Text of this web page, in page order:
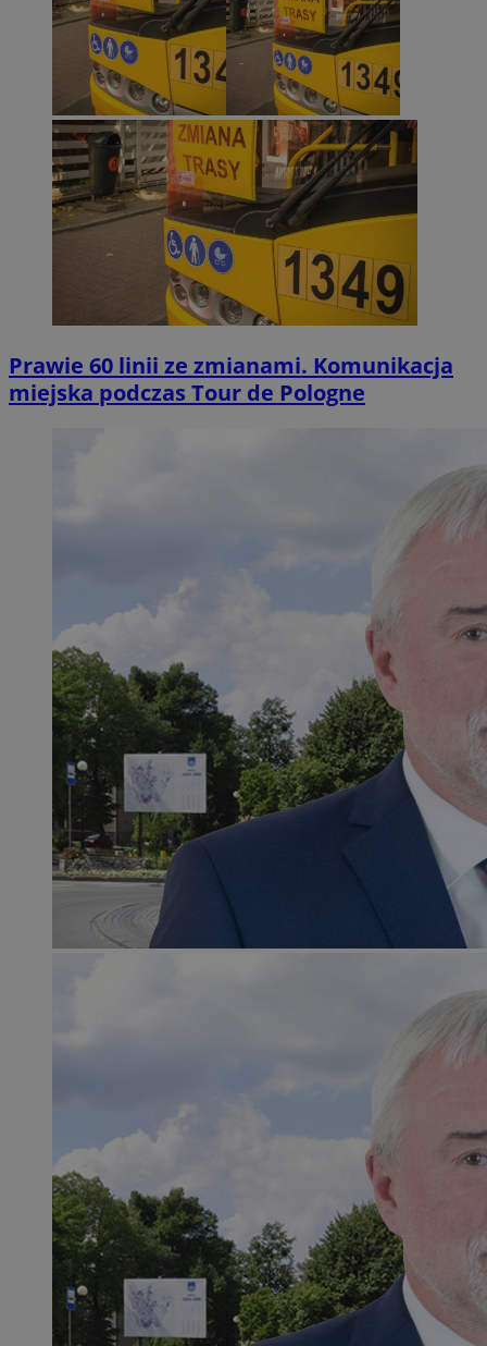
Prawie 60 linii ze zmianami. Komunikacja
miejska podczas Tour de Pologne